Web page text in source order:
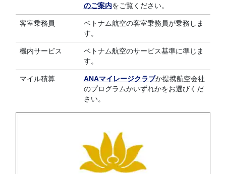
のご案内をご覧ください。
客室乗務員
ベトナム航空の客室乗務員が乗務しま
す。
機内サービス
ベトナム航空のサービス基準に準じま
す。
マイル積算 ANAマイレージクラブか提携航空会社
のプログラムかいずれかをお選びくだ
さい。